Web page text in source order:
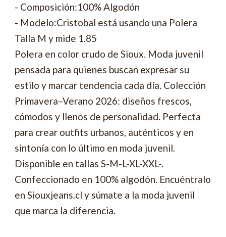
- Composición:100% Algodón
- Modelo:Cristobal está usando una Polera
Talla M y mide 1.85
Polera en color crudo de Sioux. Moda juvenil
pensada para quienes buscan expresar su
estilo y marcar tendencia cada día. Colección
Primavera–Verano 2026: diseños frescos,
cómodos y llenos de personalidad. Perfecta
para crear outfits urbanos, auténticos y en
sintonía con lo último en moda juvenil.
Disponible en tallas S-M-L-XL-XXL-.
Confeccionado en 100% algodón. Encuéntralo
en Siouxjeans.cl y súmate a la moda juvenil
que marca la diferencia.